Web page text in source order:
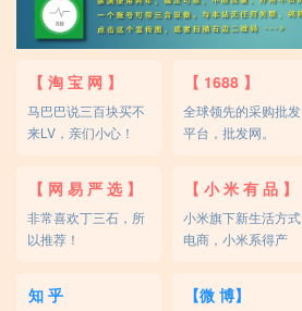
【 淘 宝 网 】
马巴巴说三百块买不
来LV，亲们小心！
【 1688 】
全球领先的采购批发
平台，批发网。
【 网 易 严 选 】
非常喜欢丁三石，所
以推荐！
【 小 米 有 品 】
小米旗下新生活方式
电商，小米系得产
知 乎 【微 博】